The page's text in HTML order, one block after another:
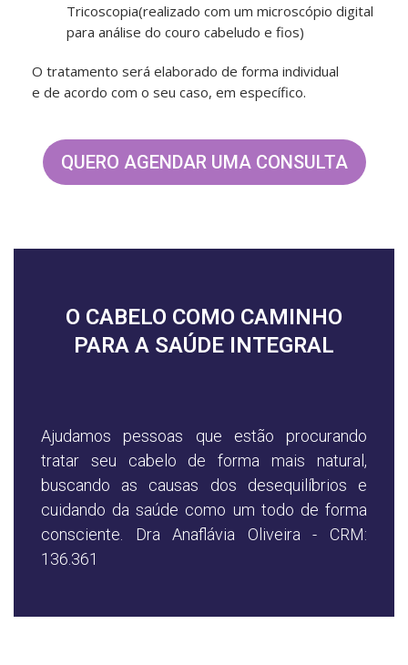
Tricoscopia(realizado com um microscópio digital
para análise do couro cabeludo e fios)
O tratamento será elaborado de forma individual
e de acordo com o seu caso, em específico.
QUERO AGENDAR UMA CONSULTA
O CABELO COMO CAMINHO
PARA A SAÚDE INTEGRAL
Ajudamos pessoas que estão procurando
tratar seu cabelo de forma mais natural,
buscando as causas dos desequilíbrios e
cuidando da saúde como um todo de forma
consciente. Dra Anaflávia Oliveira - CRM:
136.361